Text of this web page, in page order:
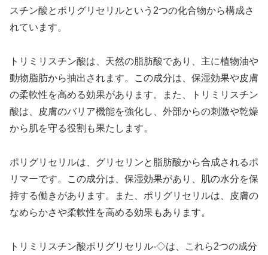
スチン酸とポリグリセリルという2つの化合物から構成さ
れています。
トリミリスチン酸は、天然の脂肪酸であり、主に植物油や
動物脂肪から抽出されます。この成分は、保湿効果や皮膚
の柔軟性を高める効果があります。また、トリミリスチン
酸は、皮膚のバリア機能を強化し、外部からの刺激や乾燥
から肌を守る役割も果たします。
ポリグリセリルは、グリセリンと脂肪酸から合成されるポ
リマーです。この成分は、保湿効果があり、肌の水分を保
持する働きがあります。また、ポリグリセリルは、皮膚の
なめらかさや柔軟性を高める効果もあります。
トリミリスチン酸ポリグリセリル-◇は、これら2つの成分